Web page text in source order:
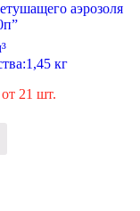
аэрозоля
1,45 кг
21 шт.